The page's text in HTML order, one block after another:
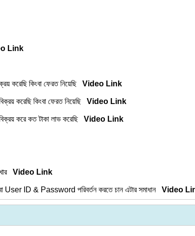
Link
করেছি কিংবা ফেরত নিয়েছি Video Link
করেছি কিংবা ফেরত নিয়েছি Video Link
করে কত টাকা লাভ করেছি Video Link
Video Link
ID & Password পরিবর্তন করতে চান এটার সমাধান Video